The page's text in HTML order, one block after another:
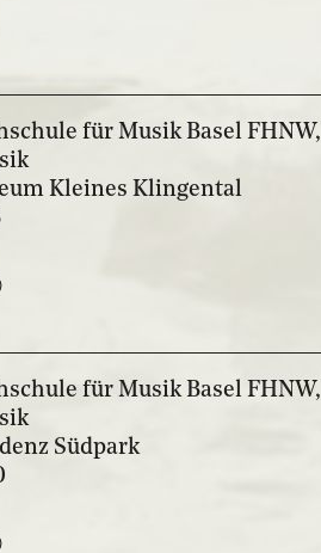
für Musik Basel FHNW,
Kleines Klingental
für Musik Basel FHNW,
Südpark